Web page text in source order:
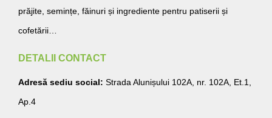
prăjite, semințe, făinuri și ingrediente pentru patiserii și
cofetării…
DETALII CONTACT
Adresă sediu social: Strada Alunișului 102A, nr. 102A, Et.1,
Ap.4